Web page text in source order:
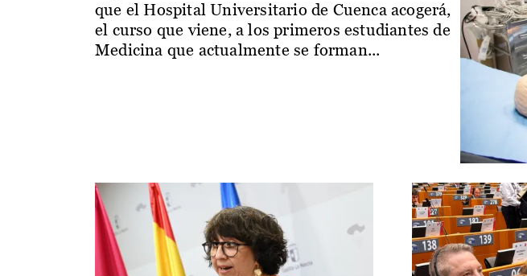
que el Hospital Universitario de Cuenca acogerá,
el curso que viene, a los primeros estudiantes de
Medicina que actualmente se forman...